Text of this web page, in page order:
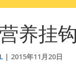
养挂
2015年11月20日